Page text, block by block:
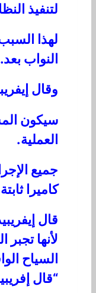
لتنفيذ
لهذا
النواب بعد.
وقال
سيكون
العملية.
كاميرا ثابتة و 20 كاميرا
قال
لأنها
السياح
“قال